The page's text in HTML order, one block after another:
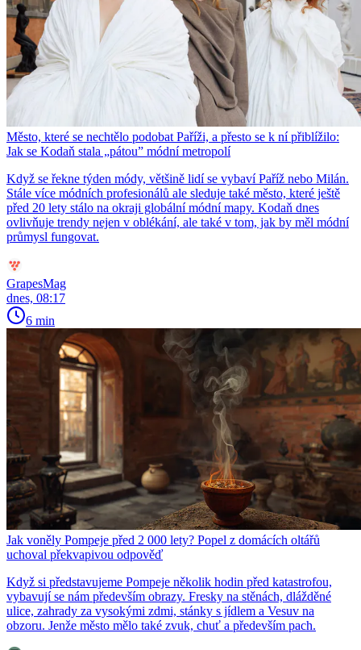
Město, které se nechtělo podobat Paříži, a přesto se k ní přiblížilo:
Jak se Kodaň stala „pátou” módní metropolí
Když se řekne týden módy, většině lidí se vybaví Paříž nebo Milán.
Stále více módních profesionálů ale sleduje také město, které ještě
před 20 lety stálo na okraji globální módní mapy. Kodaň dnes
ovlivňuje trendy nejen v oblékání, ale také v tom, jak by měl módní
průmysl fungovat.
GrapesMag
dnes, 08:17
6 min
Jak voněly Pompeje před 2 000 lety? Popel z domácích oltářů
uchoval překvapivou odpověď
Když si představujeme Pompeje několik hodin před katastrofou,
vybavují se nám především obrazy. Fresky na stěnách, dlážděné
ulice, zahrady za vysokými zdmi, stánky s jídlem a Vesuv na
obzoru. Jenže město mělo také zvuk, chuť a především pach.